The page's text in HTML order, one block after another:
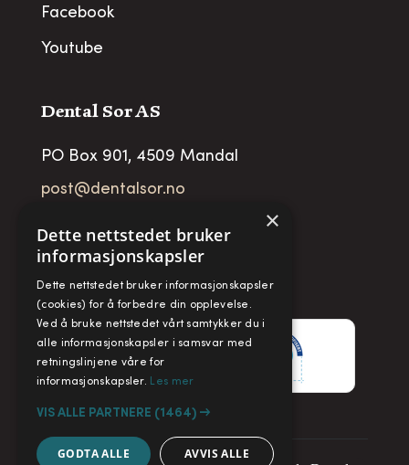
Facebook
Youtube
Dental Sor AS
PO Box 901, 4509 Mandal
post@dentalsor.no
Telefon: +47 38 27 88 88
Fax: + 47 38 27 88 89
×
Dette nettstedet bruker
informasjonskapsler
Dette nettstedet bruker informasjonskapsler
(cookies) for å forbedre din opplevelse.
Ved å bruke nettstedet vårt samtykker du i
alle informasjonskapsler i samsvar med
retningslinjene våre for
informasjonskapsler. Les mer
VIS ALLE PARTNERE (1464) →
GODTA ALLE AVVIS ALLE